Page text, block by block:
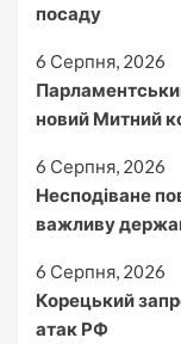
посаду
6 Серпня, 2026
новий Митний
6 Серпня, 2026
Несподіване
важливу
6 Серпня, 2026
Корецький
атак РФ